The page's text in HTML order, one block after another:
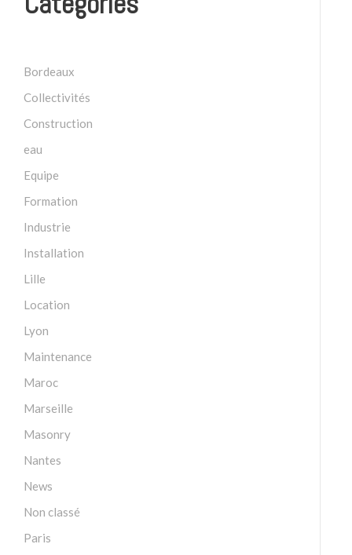
Bordeaux
Collectivités
Construction
eau
Equipe
Formation
Industrie
Installation
Lille
Location
Lyon
Maintenance
Maroc
Marseille
Masonry
Nantes
News
Non classé
Paris